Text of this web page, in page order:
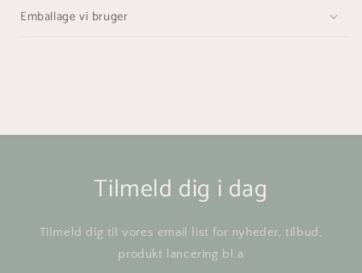
Emballage vi bruger
Tilmeld dig i dag
Tilmeld dig til vores email list for nyheder, tilbud,
produkt lancering bl.a